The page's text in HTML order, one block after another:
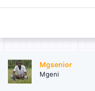
Mgsenior
Mgeni